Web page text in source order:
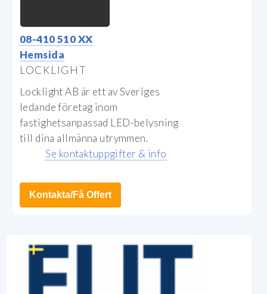
08-410 510 XX
Hemsida
LOCKLIGHT
Locklight AB är ett av Sveriges
ledande företag inom
fastighetsanpassad LED-belysning
till dina allmänna utrymmen.
Se kontaktuppgifter & info
Kontakta/Få Offert